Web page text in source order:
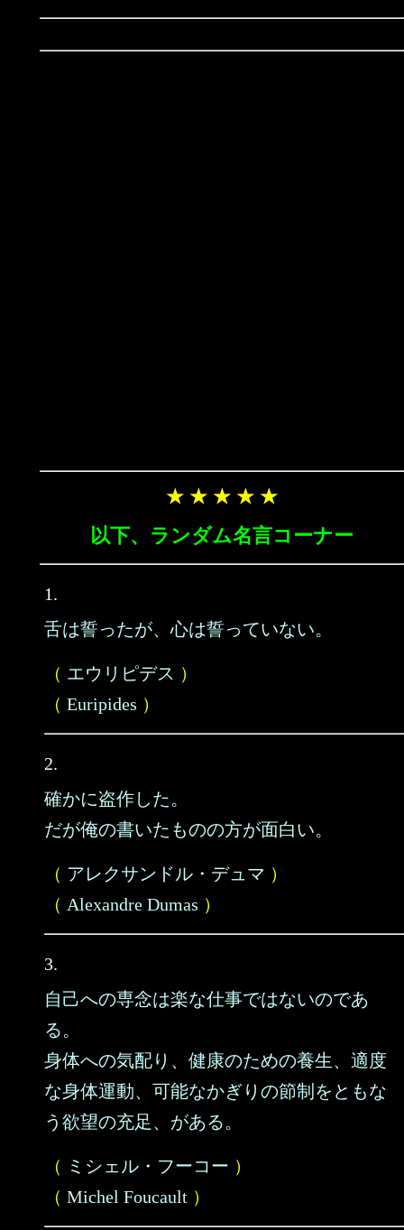
★ ★ ★ ★ ★
以下、ランダム名言コーナー
1.
舌は誓ったが、心は誓っていない。
（ エウリピデス ）
（ Euripides ）
2.
確かに盗作した。
だが俺の書いたものの方が面白い。
（ アレクサンドル・デュマ ）
（ Alexandre Dumas ）
3.
自己への専念は楽な仕事ではないのであ
る。
身体への気配り、健康のための養生、適度
な身体運動、可能なかぎりの節制をともな
う欲望の充足、がある。
（ ミシェル・フーコー ）
（ Michel Foucault ）